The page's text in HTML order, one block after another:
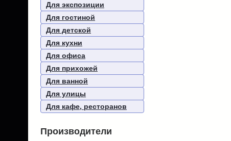
Для экспозиции
Для гостиной
Для детской
Для кухни
Для офиса
Для прихожей
Для ванной
Для улицы
Для кафе, ресторанов
Производители